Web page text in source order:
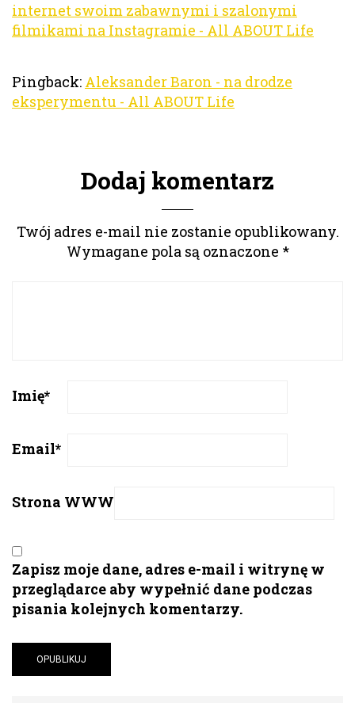
internet swoim zabawnymi i szalonymi
filmikami na Instagramie - All ABOUT Life
Pingback: Aleksander Baron - na drodze
eksperymentu - All ABOUT Life
Dodaj komentarz
Twój adres e-mail nie zostanie opublikowany.
Wymagane pola są oznaczone *
Imię*
Email*
Strona WWW
Zapisz moje dane, adres e-mail i witrynę w
przeglądarce aby wypełnić dane podczas
pisania kolejnych komentarzy.